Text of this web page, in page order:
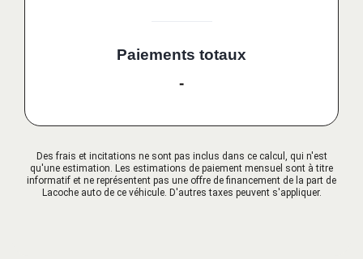
Paiements totaux
-
Des frais et incitations ne sont pas inclus dans ce calcul, qui n'est
qu'une estimation. Les estimations de paiement mensuel sont à titre
informatif et ne représentent pas une offre de financement de la part de
Lacoche auto de ce véhicule. D'autres taxes peuvent s'appliquer.